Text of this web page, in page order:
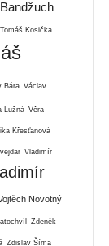
Tomáš Kosička
Bára Václav
Lužná Věra
Křesťanová
Vladimír
Novotný
Zdeněk
Zdislav Šíma